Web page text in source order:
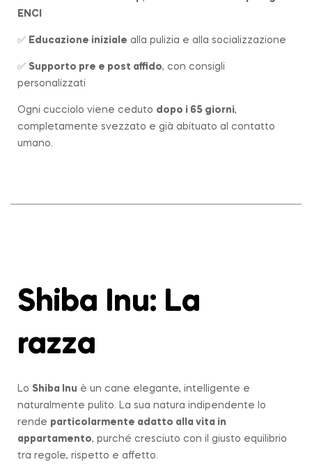
ENCI
✅ Educazione iniziale alla pulizia e alla socializzazione
✅ Supporto pre e post affido, con consigli
personalizzati
Ogni cucciolo viene ceduto dopo i 65 giorni,
completamente svezzato e già abituato al contatto
umano.
Shiba Inu: La
razza
Lo Shiba Inu è un cane elegante, intelligente e
naturalmente pulito. La sua natura indipendente lo
rende particolarmente adatto alla vita in
appartamento, purché cresciuto con il giusto equilibrio
tra regole, rispetto e affetto.